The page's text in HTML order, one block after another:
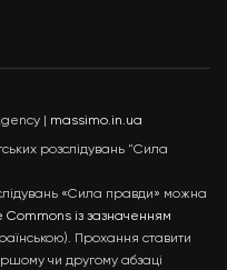
| massimo.in.ua
розслідувань "Сила
«Сила правди» можна
із зазначенням
Прохання ставити
чи другому абзаці